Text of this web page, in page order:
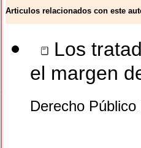
Articulos relacionados con este
Los
el margen
Derecho